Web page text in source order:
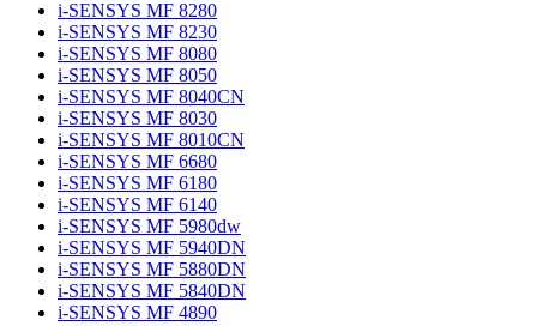
i-SENSYS MF 8280
i-SENSYS MF 8230
i-SENSYS MF 8080
i-SENSYS MF 8050
i-SENSYS MF 8040CN
i-SENSYS MF 8030
i-SENSYS MF 8010CN
i-SENSYS MF 6680
i-SENSYS MF 6180
i-SENSYS MF 6140
i-SENSYS MF 5980dw
i-SENSYS MF 5940DN
i-SENSYS MF 5880DN
i-SENSYS MF 5840DN
i-SENSYS MF 4890